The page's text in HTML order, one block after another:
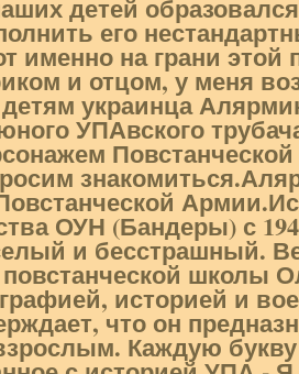
детей
его
именно на грани этой
и отцом, у меня
украинца
УПАвского
Повстанческой
знакомиться.
Армии.
ОУН (Бандеры) с
и бесстрашный.
школы
историей и
что он
Каждую